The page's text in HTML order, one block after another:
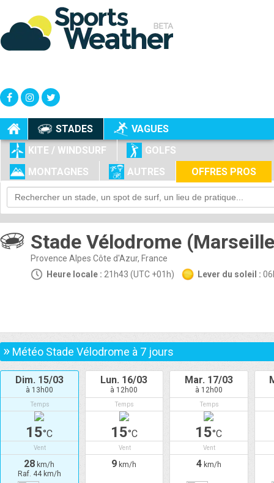
STADES
VAGUES
KITE / WINDSURF
GOLFS
MONTAGNES
AUTRES OFFRES PROS
+
-
Stade Vélodrome
Provence Alpes Côte d'Azur, France
Heure locale : 21h43 (UTC +01h) Lever du soleil :
» Météo Stade Vélodrome à 7 jours
Dim. 15/03
à 13h00
Temps
15°C
Vent
28 km/h
Raf. 44 km/h
Lun. 16/03
à 12h00
Temps
15°C
Vent
9 km/h
Mar. 17/03
à 12h00
Temps
15°C
Vent
4km/h